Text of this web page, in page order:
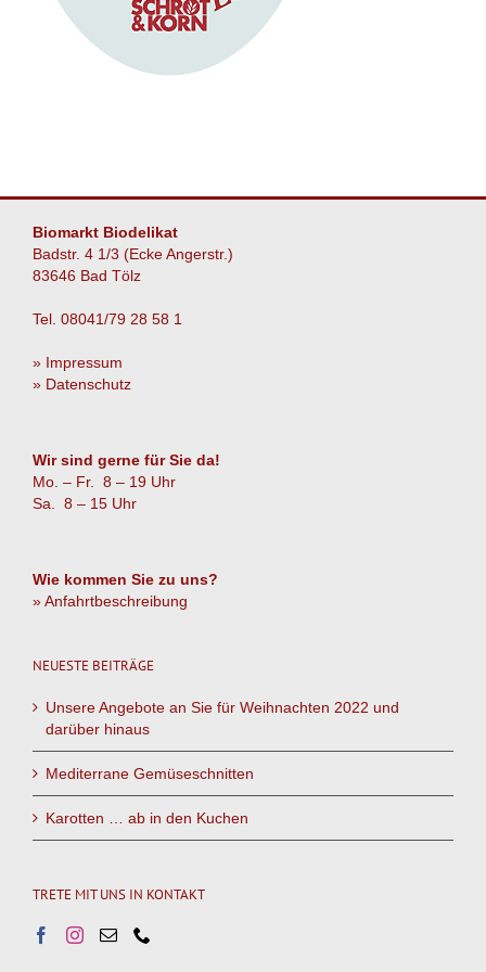
Biomarkt Biodelikat
Badstr. 4 1/3 (Ecke Angerstr.)
83646 Bad Tölz
Tel. 08041/79 28 58 1
» Impressum
» Datenschutz
Wir sind gerne für Sie da!
Mo. – Fr. 8 – 19 Uhr
Sa. 8 – 15 Uhr
Wie kommen Sie zu uns?
» Anfahrtbeschreibung
NEUESTE BEITRÄGE
Unsere Angebote an Sie für Weihnachten 2022 und
darüber hinaus
Mediterrane Gemüseschnitten
Karotten … ab in den Kuchen
TRETE MIT UNS IN KONTAKT